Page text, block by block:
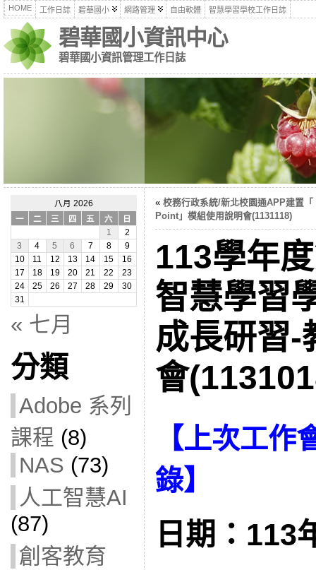
HOME 工作日誌 碧華國小 網路管理 自由軟體 智慧學習學校工作日誌
碧華國小資訊中心
碧華國小資訊管理工作日誌
八月 2026
一
二 三 四 五 六
日
1
2
3
4 5 6 7 8
9
10
11 12 13 14 15
16
17
18 19 20 21 22
23
24
25 26 27 28 29
30
31
« 七月
分類
Adobe 系列
課程 (8)
NAS (73)
人工智慧AI
(87)
創客教育
« 校務行政系統/新北校園通APP建置「
Point」模組使用說明會(1131118)
113學年
智慧學習
成長研習-
會
【上次工作
錄】
日期：113